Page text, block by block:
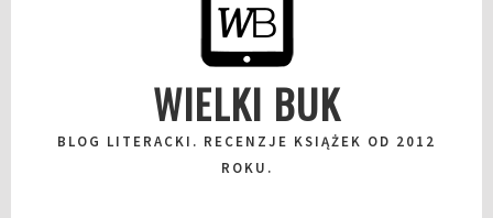
WIELKI BUK
BLOG LITERACKI. RECENZJE KSIĄŻEK OD 2012
ROKU.